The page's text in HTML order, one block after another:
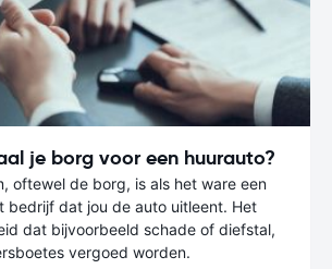
je borg voor een huurauto?
oftewel de borg, is als het ware een
bedrijf dat jou de auto uitleent. Het
dat bijvoorbeeld schade of diefstal,
vergoed worden.